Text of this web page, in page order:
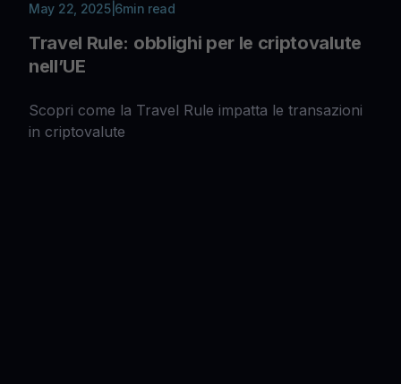
May 22, 2025| 6min read
Travel Rule: obblighi per le criptovalute
nell’UE
Scopri come la Travel Rule impatta le transazioni
in criptovalute